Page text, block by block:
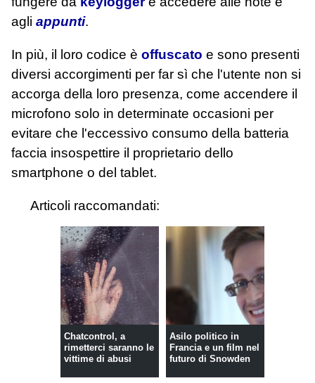
agli appunti.
In più, il loro codice è offuscato e sono presenti
diversi accorgimenti per far sì che l'utente non si
accorga della loro presenza, come accendere il
microfono solo in determinate occasioni per
evitare che l'eccessivo consumo della batteria
faccia insospettire il proprietario dello
smartphone o del tablet.
Articoli raccomandati:
Chatcontrol, a
rimetterci saranno le
vittime di abusi
Asilo politico in
Francia e un film nel
futuro di Snowden